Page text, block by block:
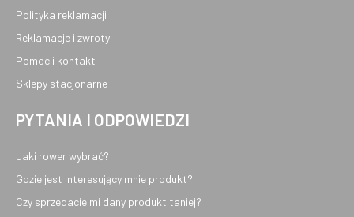
Polityka reklamacji
Reklamacje i zwroty
Pomoc i kontakt
Sklepy stacjonarne
PYTANIA I ODPOWIEDZI
Jaki rower wybrać?
Gdzie jest interesujący mnie produkt?
Czy sprzedacie mi dany produkt taniej?